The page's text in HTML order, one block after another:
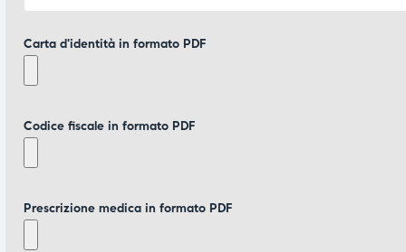
Carta d'identità in formato PDF
Codice fiscale in formato PDF
Prescrizione medica in formato PDF